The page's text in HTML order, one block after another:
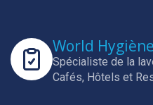
World Hygiène
Spécialiste de la
Cafés, Hôtels et